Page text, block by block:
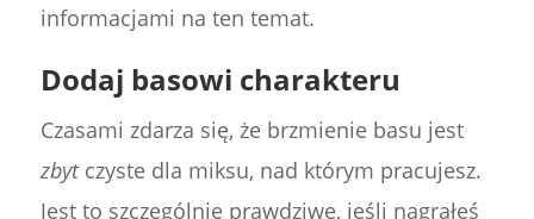
informacjami na ten temat.
Dodaj basowi charakteru
Czasami zdarza się, że brzmienie basu jest
zbytczyste dla miksu, nad którym pracujesz.
Jest to szczególnie prawdziwe, jeśli nagrałeś